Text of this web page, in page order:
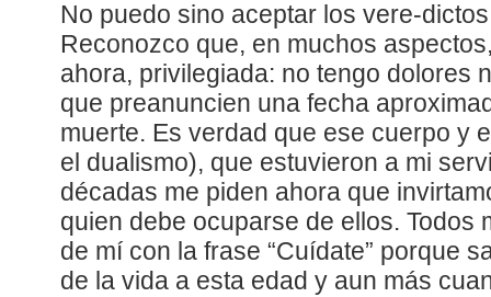
No puedo sino aceptar los vere-
Reconozco que, en muchos
ahora, privilegiada: no tengo dolores
que preanuncien una fecha
muerte. Es verdad que ese cuerpo y
el dualismo), que estuvieron a mi
décadas me piden ahora que
quien debe ocuparse de ellos. Todos
de mí con la frase “Cuídate” porque
de la vida a esta edad y aun más